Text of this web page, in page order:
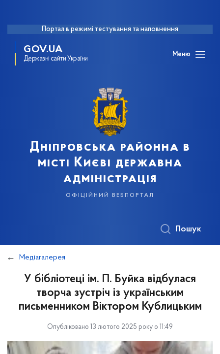
Портал в режимі тестування та наповнення
GOV.UA
Державні сайти України
Меню
Дніпровська районна в
місті Києві державна
адміністрація
офіційний вебпортал
Пошук
Медіагалерея
У бібліотеці ім. П. Буйка відбулася
творча зустріч із українським
письменником Віктором Кублицьким
Опубліковано 13 лютого 2025 року о 11:49